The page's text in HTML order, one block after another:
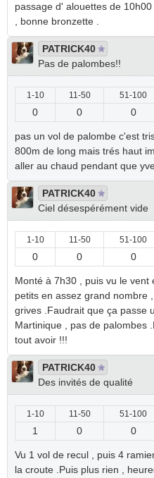
passage d' alouettes de
, bonne bronzette .
PATRICK40
Pas de palombes!!
1-10 11-50 51-100
0 0 0
pas un vol de palombe c'est
800m de long mais trés haut
aller au chaud pendant que
PATRICK40
Ciel désespérément vide
1-10 11-50 51-100
0 0 0
Monté à 7h30 , puis vu le vent
petits en assez grand nombre
grives .Faudrait que ça passe
Martinique , pas de palombes
tout avoir !!!
PATRICK40
Des invités de qualité
1-10 11-50 51-100
1 0 0
Vu 1 vol de recul , puis 4
la croute .Puis plus rien ,